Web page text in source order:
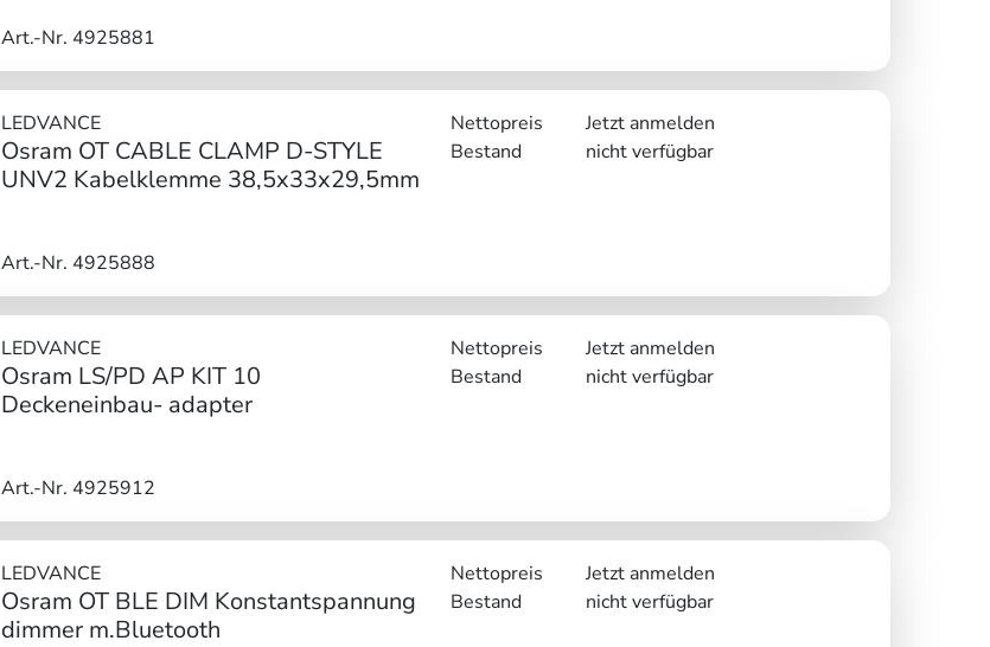
Art.-Nr. 4925881
LEDVANCE
Osram OT CABLE CLAMP D-STYLE
UNV2 Kabelklemme 38,5x33x29,5mm
Art.-Nr. 4925888
Nettopreis
Jetzt anmelden
Bestand
nicht verfügbar
LEDVANCE
Osram LS/PD AP KIT 10
Deckeneinbau- adapter
Art.-Nr. 4925912
Nettopreis
Jetzt anmelden
Bestand
nicht verfügbar
LEDVANCE
Osram OT BLE DIM Konstantspannung
dimmer m.Bluetooth
Nettopreis
Jetzt anmelden
Bestand
nicht verfügbar